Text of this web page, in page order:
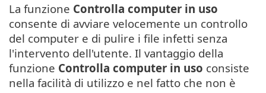
La funzione Controlla computer in uso
consente di avviare velocemente un controllo
del computer e di pulire i file infetti senza
l'intervento dell'utente. Il vantaggio della
funzione Controlla computer in uso consiste
nella facilità di utilizzo e nel fatto che non è